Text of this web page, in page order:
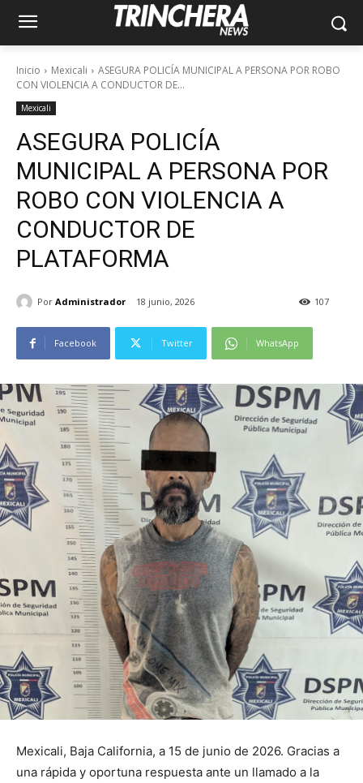
Inicio Mexicali
ASEGURA POLICÍA MUNICIPAL A PERSONA POR ROBO
CON VIOLENCIA A CONDUCTOR DE...
Mexicali
ASEGURA POLICÍA
MUNICIPAL A PERSONA POR
ROBO CON VIOLENCIA A
CONDUCTOR DE
PLATAFORMA
Por Administrador 18 junio, 2026 107
Facebook Twitter WhatsApp
Mexicali, Baja California, a 15 de junio de 2026. Gracias a
una rápida y oportuna respuesta ante un llamado a la